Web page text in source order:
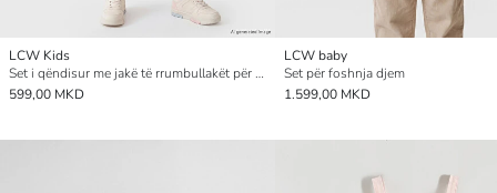
LCW Kids
Set i qëndisur me jakë të rrumbullakët për vajza
599,00 MKD
LCW baby
Set për foshnja djem
1.599,00 MKD